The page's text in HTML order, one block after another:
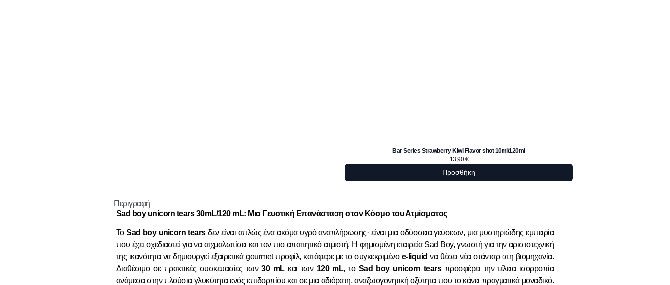
Bar Series Strawberry Kiwi Flavor shot 10ml/120ml
13,90€
Προσθήκη
Περιγραφή
Sad boy unicorn tears 30mL/120 mL: Μια Γευστική Επανάσταση στον Κόσμο του Ατμίσματος
ΤοSad boy unicorn tearsδεν είναι απλώς ένα ακόμα υγρό αναπλήρωσης· είναι μια οδύσσεια γεύσεων, μια μυστηριώδης εμπειρία
που έχει σχεδιαστεί για να αιχμαλωτίσει και τον πιο απαιτητικό ατμιστή. Η φημισμένη εταιρεία Sad Boy, γνωστή για την αριστοτεχνική
της ικανότητα να δημιουργεί εξαιρετικά gourmet προφίλ, κατάφερε με το συγκεκριμένο e-liquid να θέσει νέα στάνταρ στη βιομηχανία.
Διαθέσιμο σε πρακτικές συσκευασίες των30 mLκαι των 120 mL, το Sad boy unicorn tearsπροσφέρει την τέλεια ισορροπία
ανάμεσα στην πλούσια γλυκύτητα ενός επιδορπίου και σε μια αδιόρατη, αναζωογονητική οξύτητα που το κάνει πραγματικά μοναδικό.